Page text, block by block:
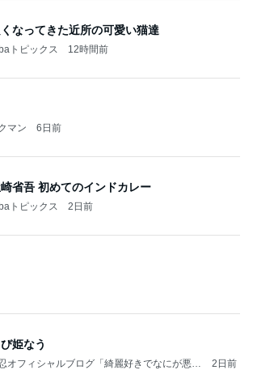
なってきた近所の可愛い猫達
トピックス 12時間前
マン 6日前
省吾 初めてのインドカレー
トピックス 2日前
姫なう
オフィシャルブログ「綺麗好きでなにが悪
2日前